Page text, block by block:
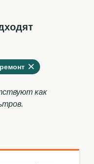
из
текущих
как